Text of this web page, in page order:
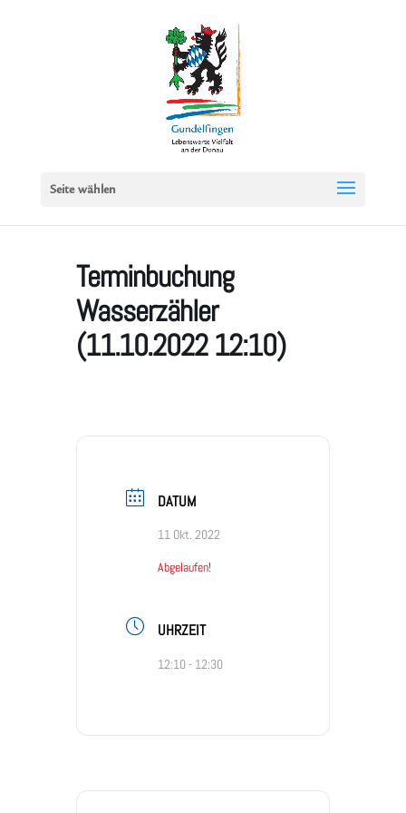
Seite wählen
Terminbuchung
Wasserzähler
(11.10.2022 12:10)
DATUM
11 Okt. 2022
Abgelaufen!
UHRZEIT
12:10 - 12:30